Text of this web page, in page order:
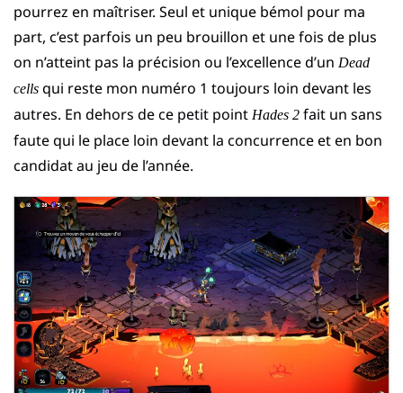
pourrez en maîtriser. Seul et unique bémol pour ma
part, c’est parfois un peu brouillon et une fois de plus
on n’atteint pas la précision ou l’excellence d’un Dead
cells qui reste mon numéro 1 toujours loin devant les
autres. En dehors de ce petit point Hades 2 fait un sans
faute qui le place loin devant la concurrence et en bon
candidat au jeu de l’année.